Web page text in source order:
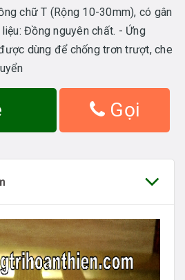
chữ T (Rộng 10-30mm), có gân
Đồng nguyên chất. - Ứng
dùng để chống trơn trượt, che
Gọi